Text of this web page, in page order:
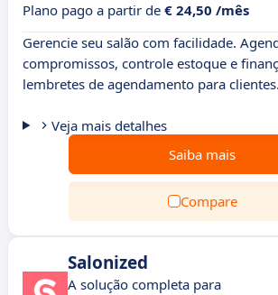
Plano pago a partir de € 24,50 /mês
Gerencie seu salão com facilidade.
compromissos, controle estoque e
lembretes de agendamento para clientes.
Veja mais detalhes
Saiba mais
Compare
Salonized
A solução completa para